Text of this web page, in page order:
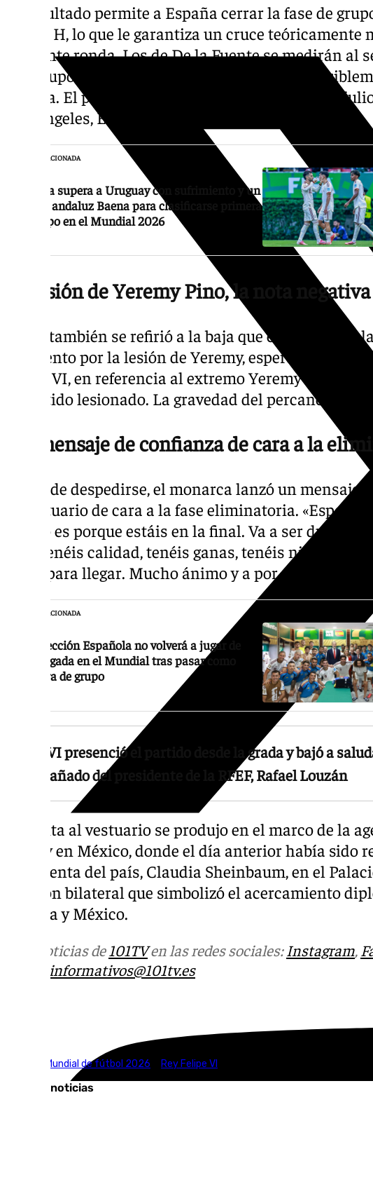
El resultado permite a España cerrar la fase de
Grupo H, lo que le garantiza un cruce teóricamente
siguiente ronda. Los de De la Fuente se medirán al
del Grupo J en los dieciseisavos de final,
Argelia. El partido está fijado para el jueves 2 de
Los Ángeles, Estados Unidos.
NOTICIA RELACIONADA
España supera a Uruguay con sufrimiento y un
gol del andaluz Baena para clasificarse primera
de grupo en el Mundial 2026
La lesión de Yeremy Pino, la nota negativa
El rey también se refirió a la baja que ensombreció
«Lo siento por la lesión de Yeremy, espero que no sea
Felipe VI, en referencia al extremo Yeremy Pino, que
el partido lesionado. La gravedad del percance aún
Un mensaje de confianza de cara a la
Antes de despedirse, el monarca lanzó un mensaje
al vestuario de cara a la fase eliminatoria. «Espero
vuelvo es porque estáis en la final. Va a ser duro y
pero tenéis calidad, tenéis ganas, tenéis nivel, tenéis
tener para llegar. Mucho ánimo y a por ello»,
NOTICIA RELACIONADA
La Selección Española no volverá a jugar de
madrugada en el Mundial tras pasar como
primera de grupo
Felipe VI presenció el partido desde la grada y bajó a
acompañado del presidente de la RFEF, Rafael Louzán
La visita al vestuario se produjo en el marco de la
del rey en México, donde el día anterior había sido
presidenta del país, Claudia Sheinbaum, en el
reunión bilateral que simbolizó el acercamiento
España y México.
Más noticias de101TVen las redes sociales:Instagram,
informativos@101tv.es
Mundial de fútbol 2026 Rey Felipe VI
Últimas noticias